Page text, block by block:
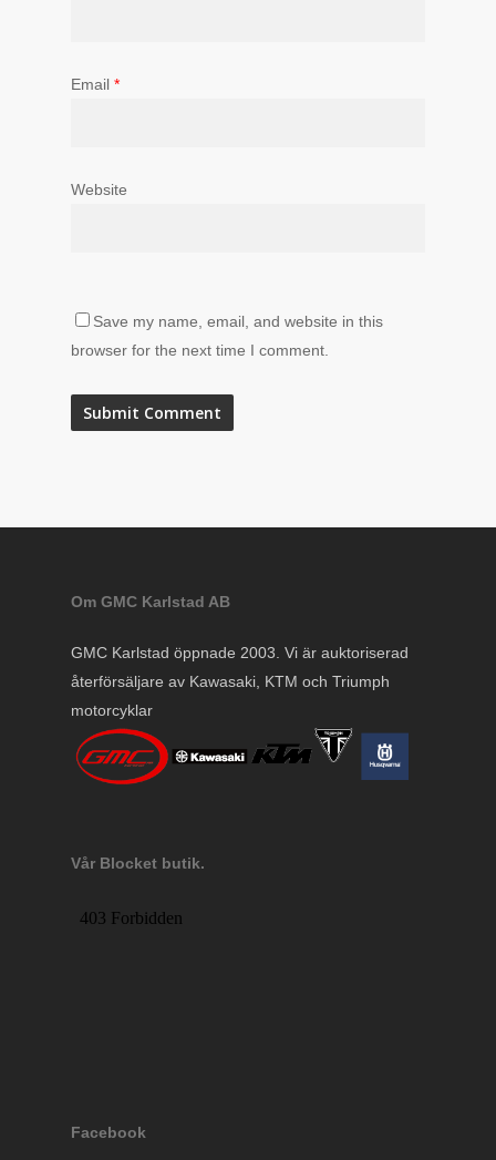
Email *
Website
Save my name, email, and website in this
browser for the next time I comment.
Om GMC Karlstad AB
GMC Karlstad öppnade 2003. Vi är auktoriserad
återförsäljare av Kawasaki, KTM och Triumph
motorcyklar
Vår Blocket butik.
Facebook